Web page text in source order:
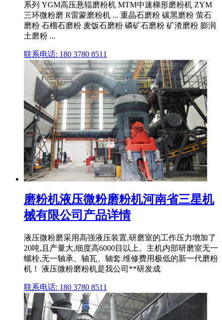
系列 YGM高压悬辊磨粉机 MTM中速梯形磨粉机 ZYM
三环微粉磨 R雷蒙磨粉机 ... 重晶石磨粉 碳黑磨粉 萤石
磨粉 石榴石磨粉 麦饭石磨粉 磷矿石磨粉 矿渣磨粉 膨润
土磨粉 ...
联系电话: 180 3780 8511
磨粉机液压微粉磨粉机河南省三星机
械有限公司产品详情
液压微粉磨采用高强液压装置,研磨室的工作压力增加了
20吨,且产量大,细度高6000目以上。主机内部研磨室无一
螺栓,无一轴承、轴瓦、轴套.维修费用极低的新一代磨粉
机！ 液压微粉磨粉机是我公司**研发成
联系电话: 180 3780 8511